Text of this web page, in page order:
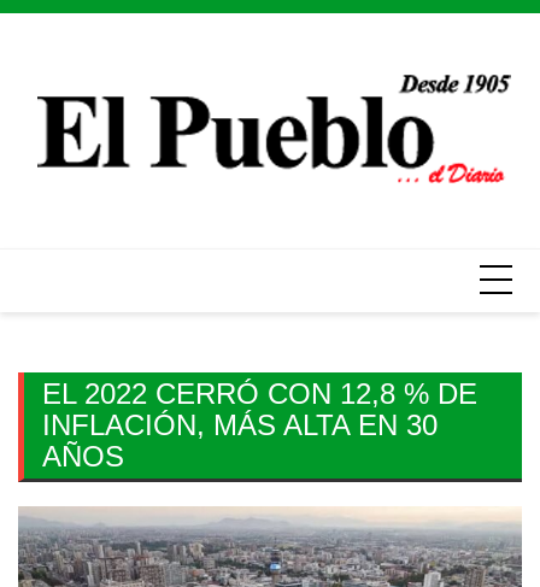
Skip
EL 2022 CERRÓ CON 12,8 % DE
INFLACIÓN, MÁS ALTA EN 30
AÑOS